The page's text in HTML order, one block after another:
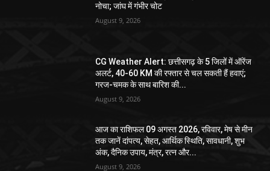
नोचा; जांघ में गंभीर चोट
August 9, 2026
CG Weather Alert: छत्तीसगढ़ के 5 जिलों में ऑरेंज
अलर्ट, 40-60 KM की रफ्तार से चल सकती हैं हवाएं;
गरज-चमक के साथ बारिश की...
August 9, 2026
आज का राशिफल 09 अगस्त 2026, रविवार, मेष से मीन
तक जानें दांपत्य, सेहत, आर्थिक स्थिति, सावधानी, शुभ
अंक, दैनिक उपाय, मंत्र, रत्न और...
August 9, 2026